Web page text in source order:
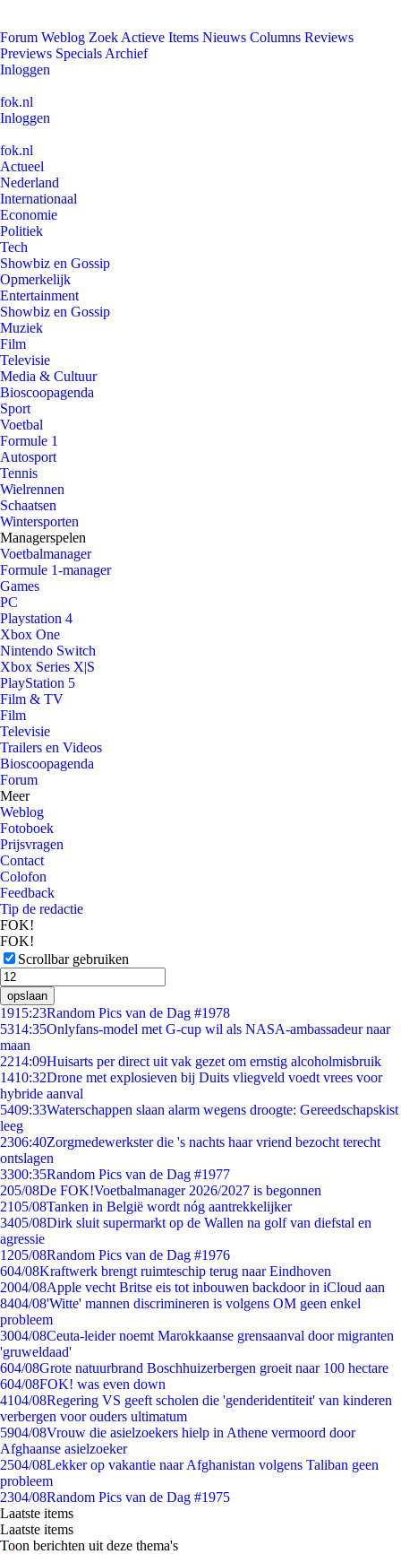
Forum Weblog Zoek Actieve Items Nieuws Columns Reviews
Previews Specials Archief
Inloggen
fok.nl
Inloggen
fok.nl
Actueel
Nederland
Internationaal
Economie
Politiek
Tech
Showbiz en Gossip
Opmerkelijk
Entertainment
Showbiz en Gossip
Muziek
Film
Televisie
Media & Cultuur
Bioscoopagenda
Sport
Voetbal
Formule 1
Autosport
Tennis
Wielrennen
Schaatsen
Wintersporten
Managerspelen
Voetbalmanager
Formule 1-manager
Games
PC
Playstation 4
Xbox One
Nintendo Switch
Xbox Series X|S
PlayStation 5
Film & TV
Film
Televisie
Trailers en Videos
Bioscoopagenda
Forum
Meer
Weblog
Fotoboek
Prijsvragen
Contact
Colofon
Feedback
Tip de redactie
FOK!
FOK!
Scrollbar gebruiken
opslaan
1915:23Random Pics van de Dag #1978
5314:35Onlyfans-model met G-cup wil als NASA-ambassadeur naar
maan
2214:09Huisarts per direct uit vak gezet om ernstig alcoholmisbruik
1410:32Drone met explosieven bij Duits vliegveld voedt vrees voor
hybride aanval
5409:33Waterschappen slaan alarm wegens droogte: Gereedschapskist
leeg
2306:40Zorgmedewerkster die 's nachts haar vriend bezocht terecht
ontslagen
3300:35Random Pics van de Dag #1977
205/08De FOK!Voetbalmanager 2026/2027 is begonnen
2105/08Tanken in België wordt nóg aantrekkelijker
3405/08Dirk sluit supermarkt op de Wallen na golf van diefstal en
agressie
1205/08Random Pics van de Dag #1976
604/08Kraftwerk brengt ruimteschip terug naar Eindhoven
2004/08Apple vecht Britse eis tot inbouwen backdoor in iCloud aan
8404/08'Witte' mannen discrimineren is volgens OM geen enkel
probleem
3004/08Ceuta-leider noemt Marokkaanse grensaanval door migranten
'gruweldaad'
604/08Grote natuurbrand Boschhuizerbergen groeit naar 100 hectare
604/08FOK! was even down
4104/08Regering VS geeft scholen die 'genderidentiteit' van kinderen
verbergen voor ouders ultimatum
5904/08Vrouw die asielzoekers hielp in Athene vermoord door
Afghaanse asielzoeker
2504/08Lekker op vakantie naar Afghanistan volgens Taliban geen
probleem
2304/08Random Pics van de Dag #1975
Laatste items
Laatste items
Toon berichten uit deze thema's